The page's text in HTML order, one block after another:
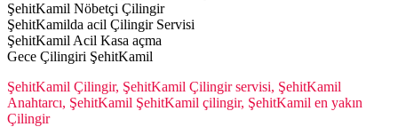
ŞehitKamil Nöbetçi Çilingir
ŞehitKamilda acil Çilingir Servisi
ŞehitKamil Acil Kasa açma
Gece Çilingiri ŞehitKamil
ŞehitKamil Çilingir, ŞehitKamil Çilingir servisi, ŞehitKamil
Anahtarcı, ŞehitKamil ŞehitKamil çilingir, ŞehitKamil en yakın
Çilingir